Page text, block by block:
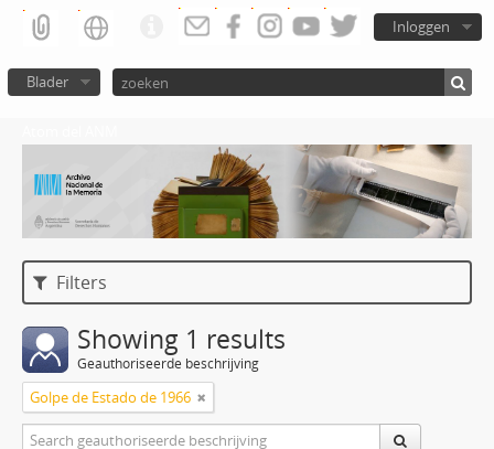
Inloggen
Blader
Filters
Showing 1 results
Geauthoriseerde beschrijving
Golpe de Estado de 1966